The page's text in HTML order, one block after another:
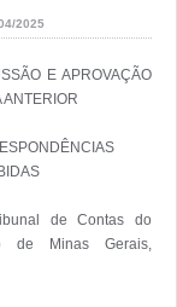
2025
E APROVAÇÃO
ANTERIOR
de Contas do
de Minas Gerais,